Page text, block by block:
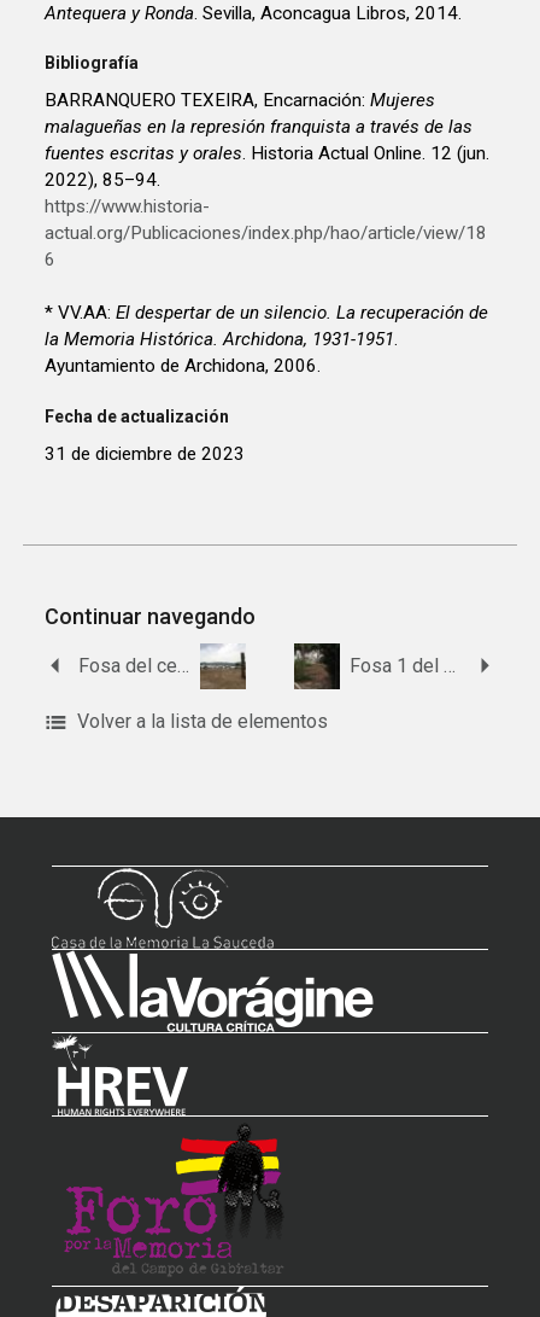
Antequera y Ronda. Sevilla, Aconcagua Libros, 2014.
Bibliografía
BARRANQUERO TEXEIRA, Encarnación:Mujeres
malagueñas en la represión franquista a través de las
fuentes escritas y orales. Historia Actual Online. 12 (jun.
2022), 85–94.
https://www.historia-
actual.org/Publicaciones/index.php/hao/article/view/18
6
* VV.AA:El despertar de un silencio. La recuperación de
la Memoria Histórica. Archidona, 1931-1951.
Ayuntamiento de Archidona, 2006.
Fecha de actualización
31 de diciembre de 2023
Continuar navegando
Volver a la lista de elementos